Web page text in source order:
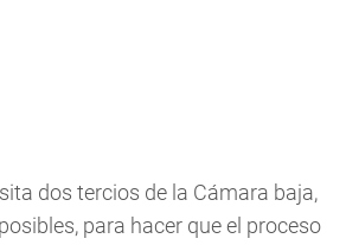
dos tercios de la Cámara baja,
para hacer que el proceso